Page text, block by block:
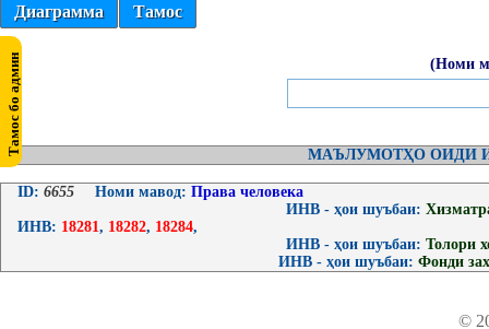
Диаграмма
Тамос
(Номи
МАЪЛУМОТҲО ОИДИ
ID: 6655 Номи мавод: Права человека
ИНВ - ҳои шуъбаи:
ИНВ: 18281, 18282, 18284,
ИНВ - ҳои шуъбаи: Толори
ИНВ - ҳои шуъбаи: Фонди
©